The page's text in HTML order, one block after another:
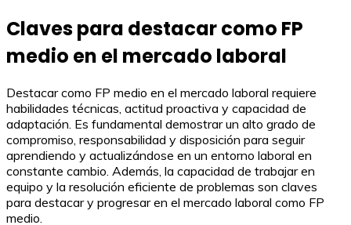
Claves para destacar como FP
medio en el mercado laboral
Destacar como FP medio en el mercado laboral requiere
habilidades técnicas, actitud proactiva y capacidad de
adaptación. Es fundamental demostrar un alto grado de
compromiso, responsabilidad y disposición para seguir
aprendiendo y actualizándose en un entorno laboral en
constante cambio. Además, la capacidad de trabajar en
equipo y la resolución eficiente de problemas son claves
para destacar y progresar en el mercado laboral como FP
medio.